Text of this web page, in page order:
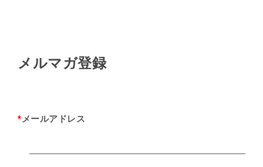
メルマガ登録
* メールアドレス